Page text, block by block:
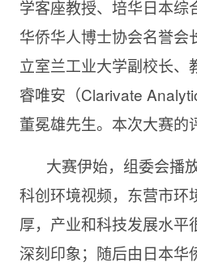
学客座教授、培华日本综
华侨华人博士协会名誉会
立室兰工业大学副校长、
睿唯安（Clarivate
董冕雄先生。 本次大赛的
大赛伊始，组委会播
科创环境视频，东营市环
厚，产业和科技发展水平
深刻印象；随后由日本华